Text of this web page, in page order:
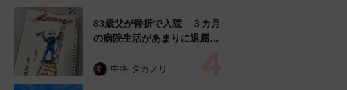
83歳父が骨折で入院 ３カ月
の病院生活があまりに退屈で
い！」→スケッチブックを見
中将 タカノリ